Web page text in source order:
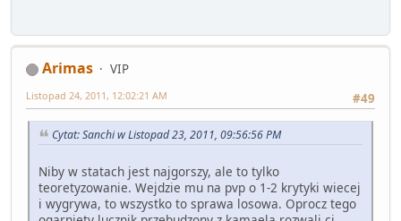
Arimas
VIP
#49
Listopad 24, 2011, 12:02:21 AM
Cytat: Sanchi w Listopad 23, 2011, 09:56:56 PM
Niby w statach jest najgorszy, ale to tylko
teoretyzowanie. Wejdzie mu na pvp o 1-2 krytyki wiecej
i wygrywa, to wszystko to sprawa losowa. Oprocz tego